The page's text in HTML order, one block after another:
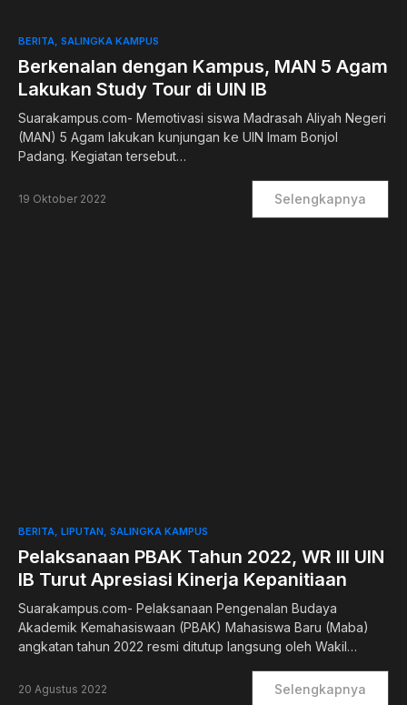
BERITA SALINGKA KAMPUS
Berkenalan dengan Kampus, MAN 5 Agam
Lakukan Study Tour di UIN IB
Suarakampus.com- Memotivasi siswa Madrasah Aliyah Negeri
(MAN) 5 Agam lakukan kunjungan ke UIN Imam Bonjol
Padang. Kegiatan tersebut…
19 Oktober 2022 Selengkapnya
0
BERITA LIPUTAN SALINGKA KAMPUS
Pelaksanaan PBAK Tahun 2022, WR III UIN
IB Turut Apresiasi Kinerja Kepanitiaan
Suarakampus.com- Pelaksanaan Pengenalan Budaya
Akademik Kemahasiswaan (PBAK) Mahasiswa Baru (Maba)
angkatan tahun 2022 resmi ditutup langsung oleh Wakil…
20 Agustus 2022 Selengkapnya